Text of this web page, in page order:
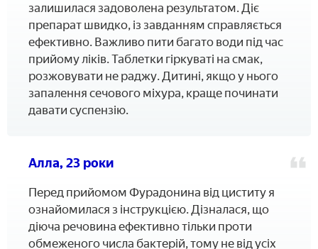
залишилася задоволена результатом. Діє
препарат швидко, із завданням справляється
ефективно. Важливо пити багато води під час
прийому ліків. Таблетки гіркуваті на смак,
розжовувати не раджу. Дитині, якщо у нього
запалення сечового міхура, краще починати
давати суспензію.
Алла, 23 роки
Перед прийомом Фурадонина від циститу я
ознайомилася з інструкцією. Дізналася, що
діюча речовина ефективно тільки проти
обмеженого числа бактерій, тому не від усіх